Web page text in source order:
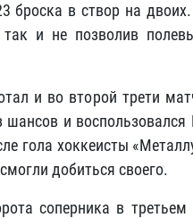
броска в створ на
и не позволив
и во второй трети
и воспользовался
гола хоккеисты
добиться своего.
соперника в третьем